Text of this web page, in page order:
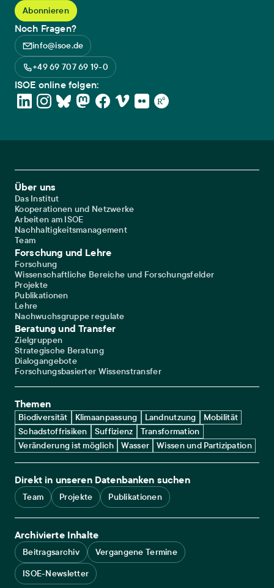
Noch Fragen?
info@isoe.de
+49 69 707 69 19-0
ISOE online folgen:
Footer Main Navigation
Über uns
Das Institut
Kooperationen und Netzwerke
Arbeiten am ISOE
Nachhaltigkeitsmanagement
Team
Forschung und Lehre
Forschung
Wissenschaftliche Bereiche und Forschungsfelder
Projekte
Publikationen
Lehre
Nachwuchsgruppe regulate
Beratung und Transfer
Zielgruppen
Strategische Beratung
Dialogangebote
Forschungsbasierter Wissenstransfer
Themen
Biodiversität Klimaanpassung Landnutzung
Mobilität
Schadstoffrisiken
Suffizienz
Transformation
Veränderung ist möglich
Wasser Wissen und Partizipation
Direkt in unseren Datenbanken suchen
Team Projekte Publikationen
Archivierte Inhalte
Beitragsarchiv
Vergangene Termine
ISOE-Newsletter